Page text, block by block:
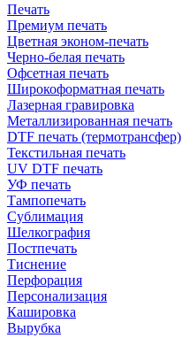
Печать
Премиум печать
Цветная эконом-печать
Черно-белая печать
Офсетная печать
Широкоформатная печать
Лазерная гравировка
Металлизированная печать
DTF печать (термотрансфер)
Текстильная печать
UV DTF печать
УФ печать
Тампопечать
Сублимация
Шелкография
Постпечать
Тиснение
Перфорация
Персонализация
Кашировка
Вырубка